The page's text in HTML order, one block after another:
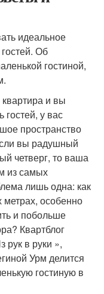
идеальное
Об
гостиной,
и вы
гостей, у вас
пространство
вы радушный
четверг, то ваша
из самых
лишь одна: как
метрах, особенно
и побольше
Квартблог
рук в руки »,
Урм делится
гостиную в